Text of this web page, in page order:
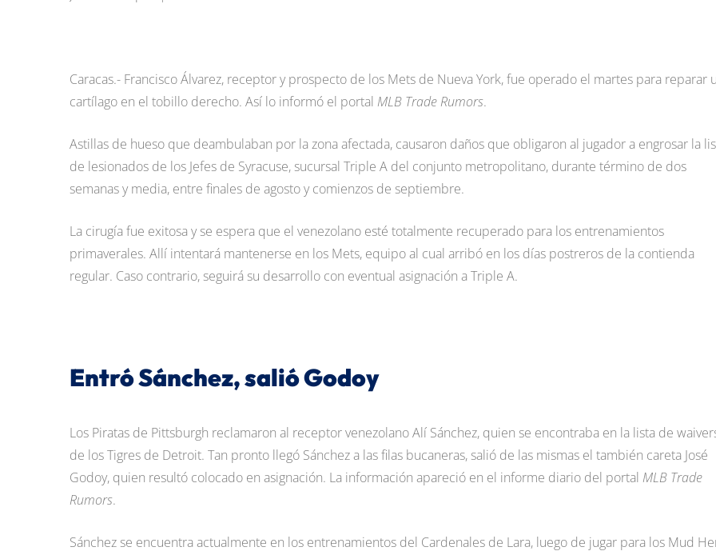
Caracas.- Francisco Álvarez, receptor y prospecto de los Mets de Nueva York, fue operado el martes para reparar
cartílago en el tobillo derecho. Así lo informó el portal MLB Trade Rumors.
Astillas de hueso que deambulaban por la zona afectada, causaron daños que obligaron al jugador a engrosar la
de lesionados de los Jefes de Syracuse, sucursal Triple A del conjunto metropolitano, durante término de dos
semanas y media, entre finales de agosto y comienzos de septiembre.
La cirugía fue exitosa y se espera que el venezolano esté totalmente recuperado para los entrenamientos
primaverales. Allí intentará mantenerse en los Mets, equipo al cual arribó en los días postreros de la contienda
regular. Caso contrario, seguirá su desarrollo con eventual asignación a Triple A.
Entró Sánchez, salió Godoy
Los Piratas de Pittsburgh reclamaron al receptor venezolano Alí Sánchez, quien se encontraba en la lista de
de los Tigres de Detroit. Tan pronto llegó Sánchez a las filas bucaneras, salió de las mismas el también careta José
Godoy, quien resultó colocado en asignación. La información apareció en el informe diario del portal MLB Trade
Rumors.
Sánchez se encuentra actualmente en los entrenamientos del Cardenales de Lara, luego de jugar para los Mud